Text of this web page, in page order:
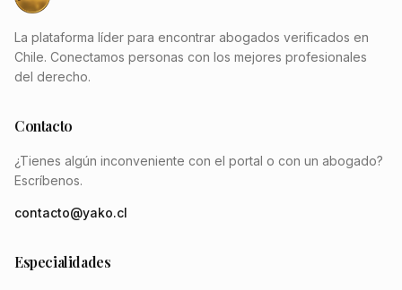
La plataforma líder para encontrar abogados verificados en
Chile. Conectamos personas con los mejores profesionales
del derecho.
Contacto
¿Tienes algún inconveniente con el portal o con un abogado?
Escríbenos.
contacto@yako.cl
Especialidades